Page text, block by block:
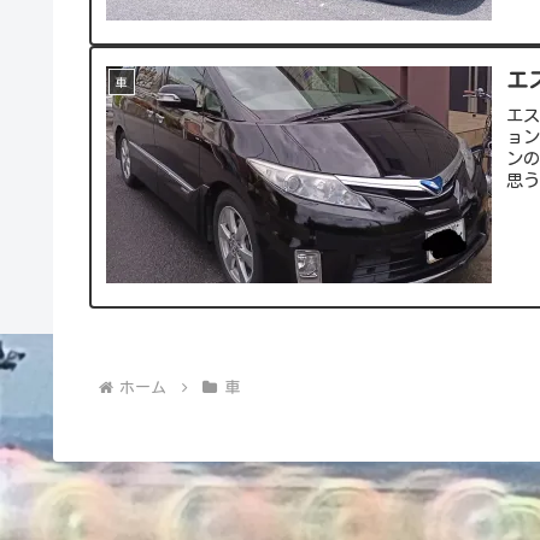
車 エ
エ
ョ
ン
思
ホーム 車